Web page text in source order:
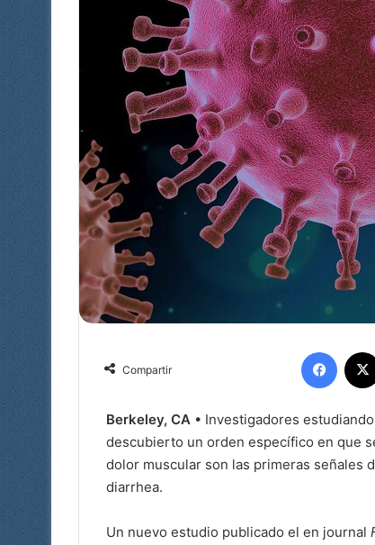
Compartir
Berkeley, CA • Investigadores
descubierto un orden específico en que
dolor muscular son las primeras señales
diarrhea.
Un nuevo estudio publicado el en journal